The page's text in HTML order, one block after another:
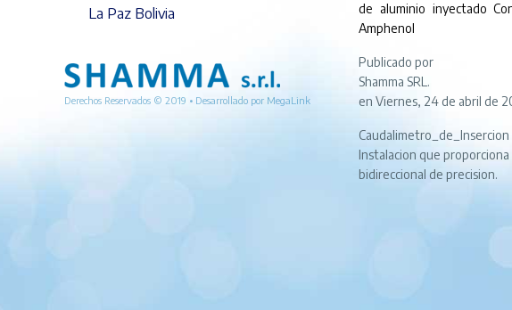
La Paz Bolivia
Derechos Reservados © 2019 • Desarrollado por MegaLink
de aluminio inyectado
Amphenol
Publicado por
Shamma SRL.
en Viernes, 24 de abril de
Caudalimetro_de_Insercion
Instalacion que
bidireccional de precision.